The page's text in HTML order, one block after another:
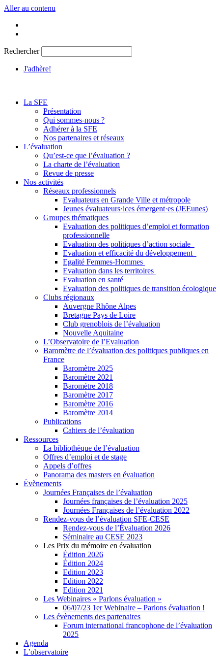
Aller au contenu
Rechercher
J'adhère!
La SFE
Présentation
Qui sommes-nous ?
Adhérer à la SFE
Nos partenaires et réseaux
L’évaluation
Qu’est-ce que l’évaluation ?
La charte de l’évaluation
Revue de presse
Nos activités
Réseaux professionnels
Evaluateurs en Grande Ville et métropole
Jeunes évaluateurs·ices émergent·es (JEEunes)
Groupes thématiques
Evaluation des politiques d’emploi et formation
professionnelle
Evaluation des politiques d’action sociale
Evaluation et efficacité du développement
Egalité Femmes-Hommes
Evaluation dans les territoires
Evaluation en santé
Evaluation des politiques de transition écologique
Clubs régionaux
Auvergne Rhône Alpes
Bretagne Pays de Loire
Club grenoblois de l’évaluation
Nouvelle Aquitaine
L’Observatoire de l’Evaluation
Baromètre de l’évaluation des politiques publiques en
France
Baromètre 2025
Baromètre 2021
Baromètre 2018
Baromètre 2017
Baromètre 2016
Baromètre 2014
Publications
Cahiers de l’évaluation
Ressources
La bibliothèque de l’évaluation
Offres d’emploi et de stage
Appels d’offres
Panorama des masters en évaluation
Évènements
Journées Françaises de l’évaluation
Journées françaises de l’évaluation 2025
Journées Françaises de l’évaluation 2022
Rendez-vous de l’évaluation SFE-CESE
Rendez-vous de l’Évaluation 2026
Séminaire au CESE 2023
Les Prix du mémoire en évaluation
Édition 2026
Édition 2024
Edition 2023
Edition 2022
Edition 2021
Les Webinaires « Parlons évaluation »
06/07/23 1er Webinaire – Parlons évaluation !
Les évènements des partenaires
Forum international francophone de l’évaluation
2025
Agenda
L’observatoire